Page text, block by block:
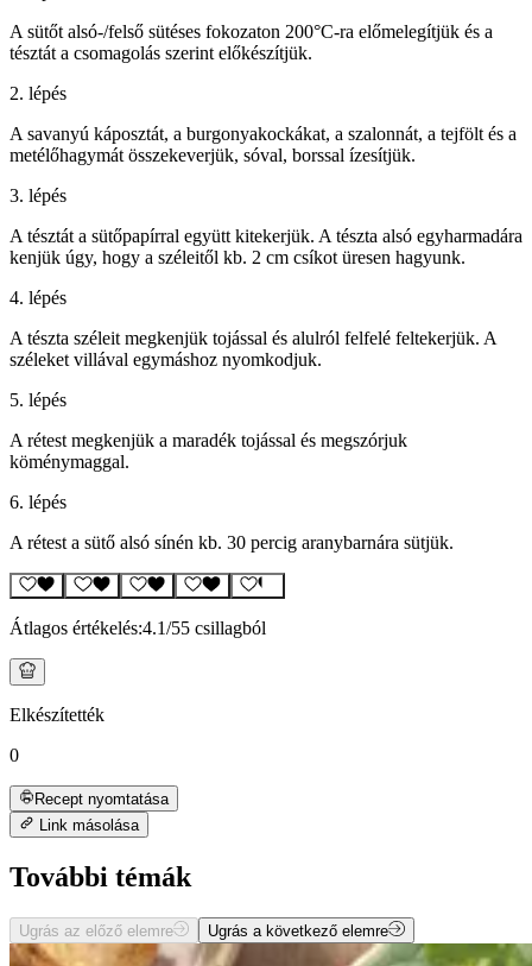
A sütőt alsó-/felső sütéses fokozaton 200°C-ra előmelegítjük és a
tésztát a csomagolás szerint előkészítjük.
2. lépés
A savanyú káposztát, a burgonyakockákat, a szalonnát, a tejfölt és a
metélőhagymát összekeverjük, sóval, borssal ízesítjük.
3. lépés
A tésztát a sütőpapírral együtt kitekerjük. A tészta alsó egyharmadára
kenjük úgy, hogy a széleitől kb. 2 cm csíkot üresen hagyunk.
4. lépés
A tészta széleit megkenjük tojással és alulról felfelé feltekerjük. A
széleket villával egymáshoz nyomkodjuk.
5. lépés
A rétest megkenjük a maradék tojással és megszórjuk
köménymaggal.
6. lépés
A rétest a sütő alsó sínén kb. 30 percig aranybarnára sütjük.
Átlagos értékelés:4.1/55 csillagból
Elkészítették
0
Recept nyomtatása
Link másolása
További témák
Ugrás az előző elemre Ugrás a következő elemre